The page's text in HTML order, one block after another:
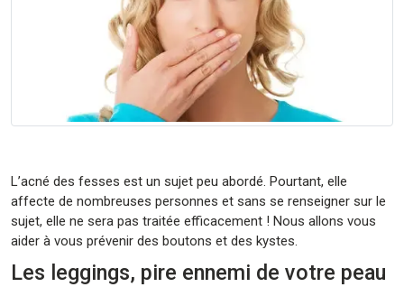
L’acné des fesses est un sujet peu abordé. Pourtant, elle
affecte de nombreuses personnes et sans se renseigner sur le
sujet, elle ne sera pas traitée efficacement ! Nous allons vous
aider à vous prévenir des boutons et des kystes.
Les leggings, pire ennemi de votre peau